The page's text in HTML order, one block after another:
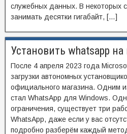
служебных данных. В некоторых
занимать десятки гигабайт, […]
Установить whatsapp
После 4 апреля 2023 года
загрузки автономных
официального магазина. Одним
стал WhatsApp для Windows.
ограничения, существует три
WhatsApp, даже если у вас
подробно разберём каждый